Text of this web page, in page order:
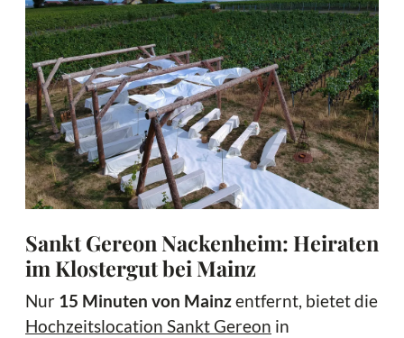
Sankt Gereon Nackenheim: Heiraten
im Klostergut bei Mainz
Nur 15 Minuten von Mainzentfernt, bietet die
Hochzeitslocation Sankt Gereon in